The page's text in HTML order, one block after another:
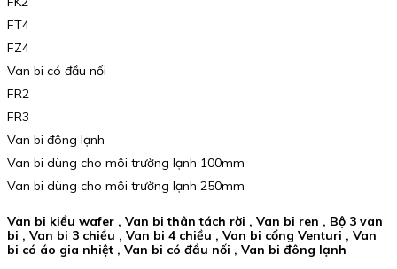
FT4
FZ4
Van bi có đầu nối
FR2
FR3
Van bi đông lạnh
Van bi dùng cho môi trường lạnh 100mm
Van bi dùng cho môi trường lạnh 250mm
Van bi kiểu wafer , Van bi thân tách rời , Van bi ren , Bộ 3 van
bi , Van bi 3 chiều , Van bi 4 chiều , Van bi cổng Venturi , Van
bi có áo gia nhiệt , Van bi có đầu nối , Van bi đông lạnh